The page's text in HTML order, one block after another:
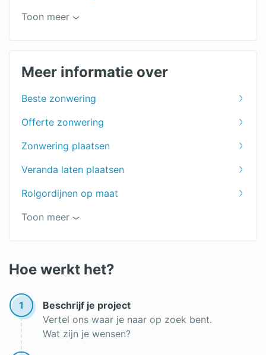
Uitvalscherm
Zonweringspecialist
Zonwering binnenkant
Toon meer
Meer informatie over
Beste zonwering
Offerte zonwering
Zonwering plaatsen
Veranda laten plaatsen
Rolgordijnen op maat
Vouwgordijnen op maat
Lamellen op maat
Zonwering kopen
Toon meer
Hoe werkt het?
1
Beschrijf je project
Vertel ons waar je naar op zoek bent.
Wat zijn je wensen?